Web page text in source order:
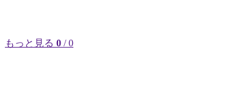
もっと見る 0 / 0